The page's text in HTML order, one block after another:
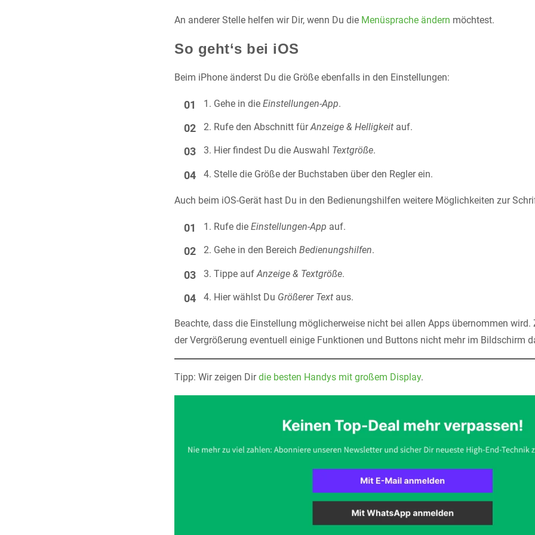
An anderer Stelle helfen wir Dir, wenn Du die Menüsprache ändern möchtest.
So geht‘s bei iOS
Beim iPhone änderst Du die Größe ebenfalls in den Einstellungen:
Gehe in dieEinstellungen-App.
Rufe den Abschnitt fürAnzeige & Helligkeit auf.
Hier findest Du die Auswahl Textgröße.
Stelle die Größe der Buchstaben über den Regler ein.
Auch beim iOS-Gerät hast Du in den Bedienungshilfen weitere Möglichkeiten zur
Rufe dieEinstellungen-App auf.
Gehe in den BereichBedienungshilfen.
Tippe aufAnzeige & Textgröße.
Hier wählst Du Größerer Text aus.
Beachte, dass die Einstellung möglicherweise nicht bei allen Apps übernommen wird.
der Vergrößerung eventuell einige Funktionen und Buttons nicht mehr im Bildschirm
Tipp: Wir zeigen Dirdie besten Handys mit großem Display.